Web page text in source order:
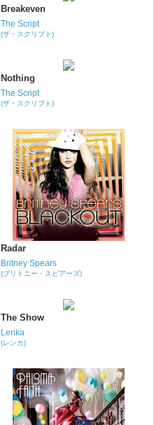
Breakeven
The Script
(ザ・スクリプト)
Nothing
The Script
(ザ・スクリプト)
Radar
Britney Spears
(ブリトニー・スピアーズ)
The Show
Lenka
(レンカ)